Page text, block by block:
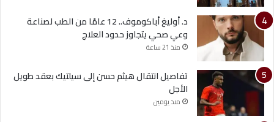
د. أوليغ أباكوموف.. 12 عامًا من الطب لصناعة
وعي صحي يتجاوز حدود العلاج
منذ 21 ساعة
تفاصيل انتقال هيثم حسن إلى سيلتيك بعقد طويل
الأجل
منذ يومين